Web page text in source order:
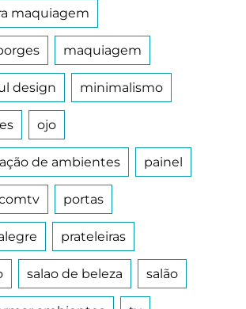
maquiagem
maquiagem
design minimalismo
ojo
de ambientes painel
portas
prateleiras
salao de beleza salão